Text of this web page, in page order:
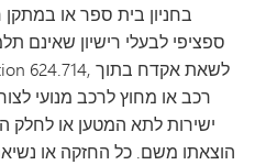
בחניון בית ספר או
ספציפי לבעלי רישיון שאינם
רכב או מחוץ לרכב מנועי
ישירות לתא המטען או לחלק
הוצאתו משם. כל החזקה או